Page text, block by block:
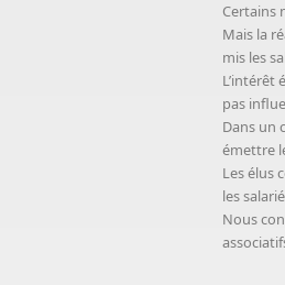
Certains
Mais la
mis les
L’intérêt
pas
Dans un
émettre
Les élus
les
Nous